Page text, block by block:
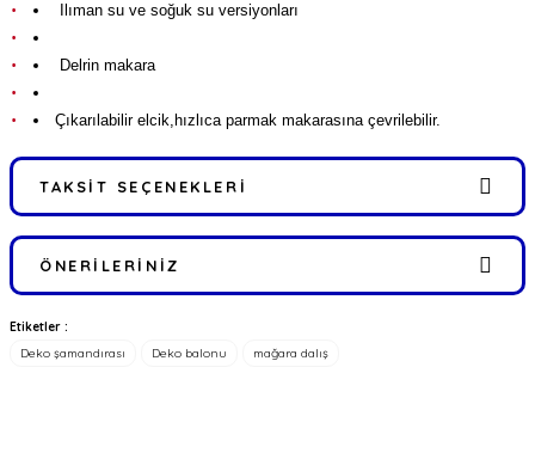
Ilıman su ve soğuk su versiyonları
Delrin makara
Çıkarılabilir elcik,hızlıca parmak makarasına çevrilebilir.
TAKSIT SEÇENEKLERI
ÖNERILERINIZ
Bu ürünün fiyat bilgisi, resim, ürün açıklamalarında ve diğer
konularda yetersiz gördüğünüz noktaları öneri formunu kullanarak
Etiketler :
Deko şamandırası
Deko balonu mağara dalış